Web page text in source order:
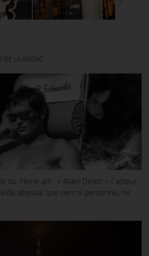
DE LA RÉDAC’
du 7ème art : « Alain Delon » l’acteur
abyssal que rien ni personne, ne